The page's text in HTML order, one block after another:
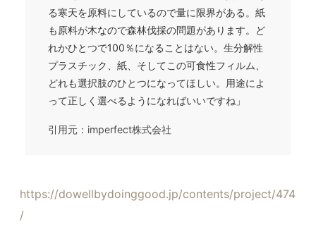
る寒天を原料にしているので量に限界がある。紙
も原料が木なので森林伐採の問題があります。ど
れかひとつで100％になることはない。生分解性
プラスチック、紙、そしてこの可食性フィルム、
どれも選択肢のひとつになってほしい。用途によ
って正しく選べるようになればいいですね」
引用元：imperfect株式会社
https://dowellbydoinggood.jp/contents/project/474
/